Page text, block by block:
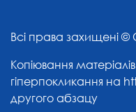
Всі права захищені ©
Копіювання
гіперпокликання на
другого абзацу